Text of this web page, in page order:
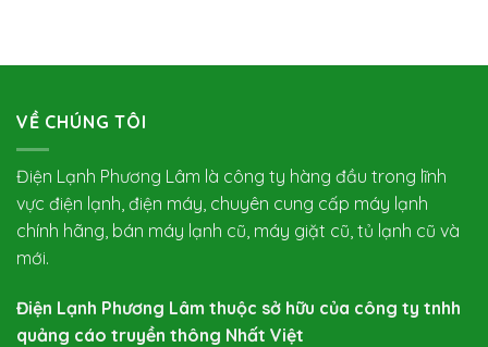
VỀ CHÚNG TÔI
Điện Lạnh Phương Lâm là công ty hàng đầu trong lĩnh
vực điện lạnh, điện máy, chuyên cung cấp máy lạnh
chính hãng, bán máy lạnh cũ, máy giặt cũ, tủ lạnh cũ và
mới.
Điện Lạnh Phương Lâm thuộc sở hữu của công ty tnhh
quảng cáo truyền thông Nhất Việt